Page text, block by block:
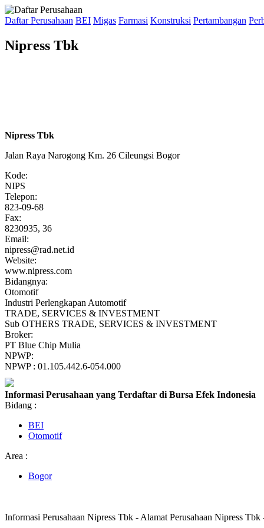
Daftar Perusahaan BEI Migas Farmasi Konstruksi Pertambangan
Nipress Tbk
Nipress Tbk
Jalan Raya Narogong Km. 26 Cileungsi Bogor
Kode:
NIPS
Telepon:
823-09-68
Fax:
8230935, 36
Email:
nipress@rad.net.id
Website:
www.nipress.com
Bidangnya:
Otomotif
Industri Perlengkapan Automotif
TRADE, SERVICES & INVESTMENT
Sub OTHERS TRADE, SERVICES & INVESTMENT
Broker:
PT Blue Chip Mulia
NPWP:
NPWP : 01.105.442.6-054.000
Informasi Perusahaan yang Terdaftar di Bursa Efek Indonesia
Bidang :
BEI
Otomotif
Area :
Bogor
Informasi Perusahaan Nipress Tbk - Alamat Perusahaan Nipress